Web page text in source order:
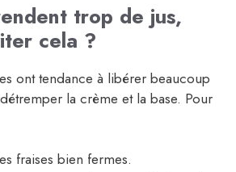
trop de jus,
cela ?
ont tendance à libérer beaucoup
la crème et la base. Pour
fraises bien fermes.